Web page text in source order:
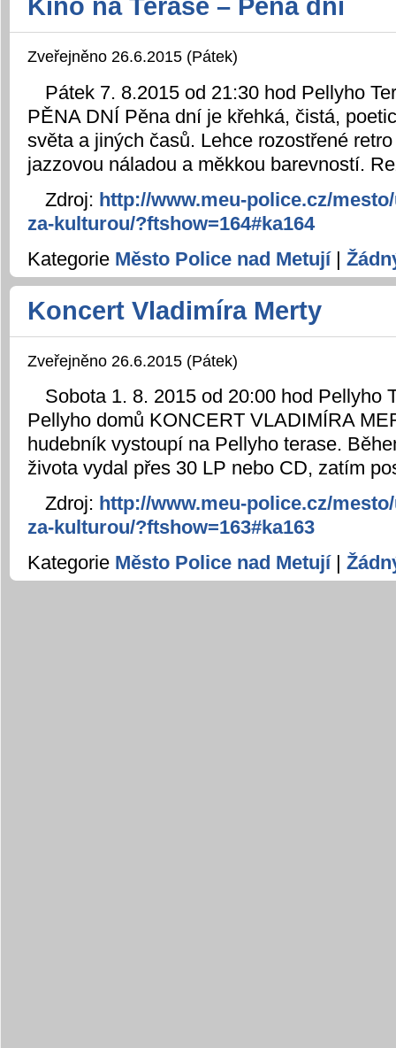
Kino na Terase – Pěna dní
Zveřejněno 26.6.2015 (Pátek)
Pátek 7. 8.2015 od 21:30 hod Pellyho
PĚNA DNÍ Pěna dní je křehká, čistá,
světa a jiných časů. Lehce rozostřené
jazzovou náladou a měkkou barevností.
Zdroj: http://www.meu-police.cz/
za-kulturou/?ftshow=164#ka164
Kategorie Město Police nad Metují|
Koncert Vladimíra Merty
Zveřejněno 26.6.2015 (Pátek)
Sobota 1. 8. 2015 od 20:00 hod Pellyho
Pellyho domů KONCERT VLADIMÍRA
hudebník vystoupí na Pellyho terase.
života vydal přes 30 LP nebo CD, zatím
Zdroj: http://www.meu-police.cz/
za-kulturou/?ftshow=163#ka163
Kategorie Město Police nad Metují|